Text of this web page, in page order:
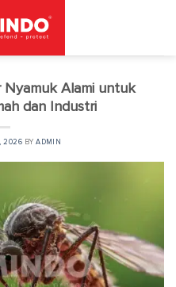
Nyamuk Alami untuk
dan Industri
2026 BYADMIN